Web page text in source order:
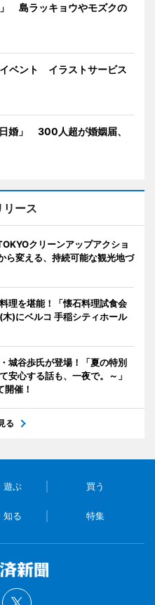
島ラッキョウやモズクの
ベント イラストサービス
婚」 300人超が婚姻届、
リース
クリーンアップアクショ
ら変える、持続可能な観光地づ
理を堪能！「懐石料理試食会
)にベルコ 手稲シティホール
城谷歩氏が登場！「夏の特別
安心する話も、一夜で。～」
催！
る
遊ぶ 買う
知る 特集